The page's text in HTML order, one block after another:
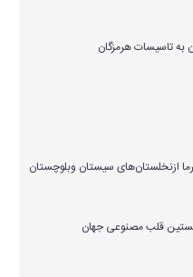
قلب مصنوعی جهان